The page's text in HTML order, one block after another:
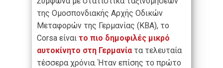
της Ομοσπονδιακής Αρχής Οδικών
Μεταφορών της Γερμανίας (KBA), το
Corsa είναι το πιο δημοφιλές μικρό
αυτοκίνητο στη Γερμανία τα τελευταία
τέσσερα χρόνια. Ήταν επίσης το πρώτο